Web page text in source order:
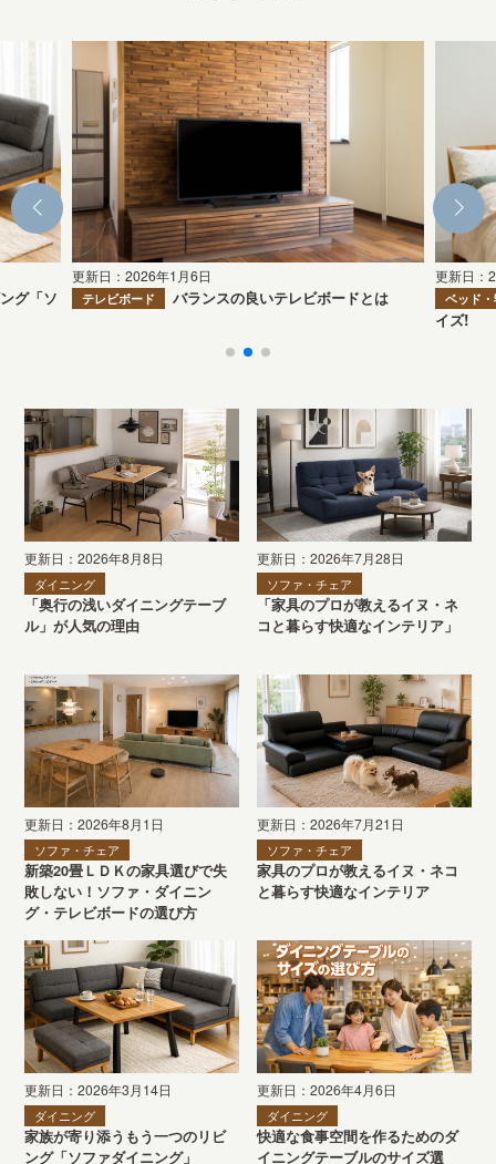
グ「ソ
更新日：2026年1月6日
テレビボード バランスの良いテレビボードとは
更新日：
ベッド
イズ!
更新日：2026年8月8日
ダイニング
「奥行の浅いダイニングテーブ
ル」が人気の理由
更新日：2026年7月28日
ソファ・チェア
「家具のプロが教えるイヌ・ネ
コと暮らす快適なインテリア」
更新日：2026年8月1日
ソファ・チェア
新築20畳ＬＤＫの家具選びで失
敗しない！ソファ・ダイニン
グ・テレビボードの選び方
更新日：2026年7月21日
ソファ・チェア
家具のプロが教えるイヌ・ネコ
と暮らす快適なインテリア
更新日：2026年3月14日
ダイニング
家族が寄り添うもう一つのリビ
ング「ソファダイニング」
更新日：2026年4月6日
ダイニング
快適な食事空間を作るためのダ
イニングテーブルのサイズ選